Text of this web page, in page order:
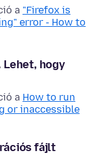
a "Firefox is
error - How to
hogy
a How to run
or inaccessible
fájlt